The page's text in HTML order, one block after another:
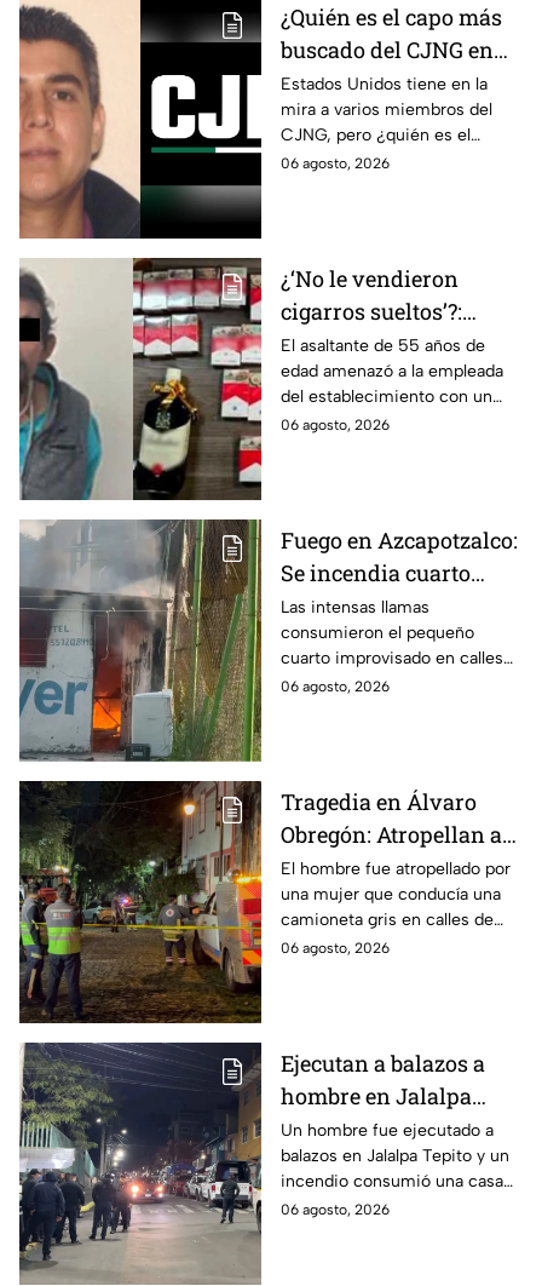
¿Quién es el capo más
buscado del CJNG en
Estados Unidos?
Estados Unidos tiene en la
mira a varios miembros del
CJNG, pero ¿quién es el
miembro más buscado por el
06 agosto, 2026
¿‘No le vendieron
cigarros sueltos’?:
Detienen a hombre tras
asaltar una tienda y
llevarse más de 30
cajetillas en Iztapalapa
El asaltante de 55 años de
edad amenazó a la empleada
del establecimiento con un
arma de fuego, llevándose
06 agosto, 2026
Fuego en Azcapotzalco:
Se incendia cuarto
improvisado en la
Industrial Vallejo;
rompen cadenas para
combatir las llamas
Las intensas llamas
consumieron el pequeño
cuarto improvisado en calles
de Azcapotzalco; bomberos
06 agosto, 2026
Tragedia en Álvaro
Obregón: Atropellan a
hombre en situación de
calle y queda prensado
en San Ángel, CDMX
El hombre fue atropellado por
una mujer que conducía una
camioneta gris en calles de
San Ángel; la responsable ya
06 agosto, 2026
Ejecutan a balazos a
hombre en Jalalpa
Tepito; hay un
detenido, mientras
dormía
Un hombre fue ejecutado a
balazos en Jalalpa Tepito y un
incendio consumió una casa
improvisada en pleno Centro
06 agosto, 2026